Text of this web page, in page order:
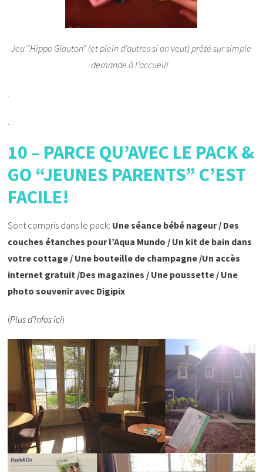
Jeu “Hippo Glouton” (et plein d’autres si on veut) prêté sur simple
demande à l’accueil!
10 – PARCE QU’AVEC LE PACK &
GO “JEUNES PARENTS” C’EST
FACILE!
Sont compris dans le pack: Une séance bébé nageur / Des
couches étanches pour l’Aqua Mundo / Un kit de bain dans
votre cottage / Une bouteille de champagne /Un accès
internet gratuit /Des magazines / Une poussette / Une
photo souvenir avec Digipix
(Plus d’infos ici)